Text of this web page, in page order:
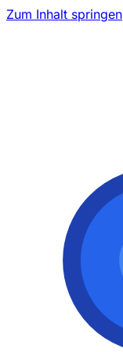
Zum Inhalt springen